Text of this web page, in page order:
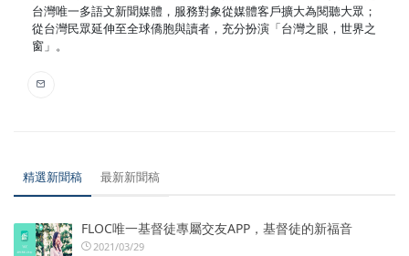
台灣唯一多語文新聞媒體，服務對象從媒體客戶擴大為閱聽大眾；
從台灣民眾延伸至全球僑胞與讀者，充分扮演「台灣之眼，世界之
窗」。
精選新聞稿 最新新聞稿
FLOC唯一基督徒專屬交友APP，基督徒的新福音
2021/03/29